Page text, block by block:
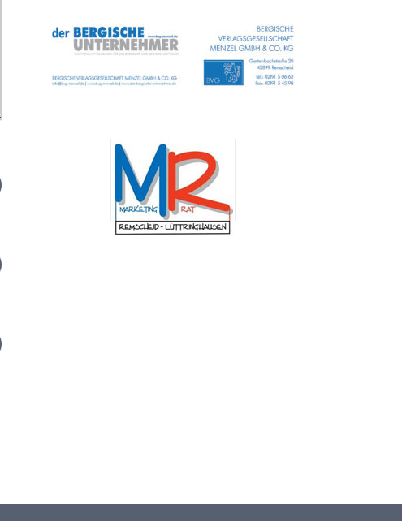
Remscheid trainieren Krisenstabsarbeit am
Institut der Feuerwehr NRW in Münster.
Wie funktioniert die Zusammenarbeit im
Krisenfall? Welche Entscheidungen müssen
unter Zeitdruck getroffen werden? Und wie
bestmöglich geschützt werden? Mit diesen und
Mitarbeitende der Stadt Remscheid Ende Juni in
Münster. Im Mittelpunkt der dreitägigen
Schulung am Institut der Feuerwehr Nordrhein-
Westfalen (IdF NRW) stand die Arbeit in
Krisenstäben. Anhand praxisnaher Szenarien
wurden Abläufe, Zuständigkeiten und
Entscheidungswege trainiert, die bei
(red) Der Begräbniswald in Remscheid ist um